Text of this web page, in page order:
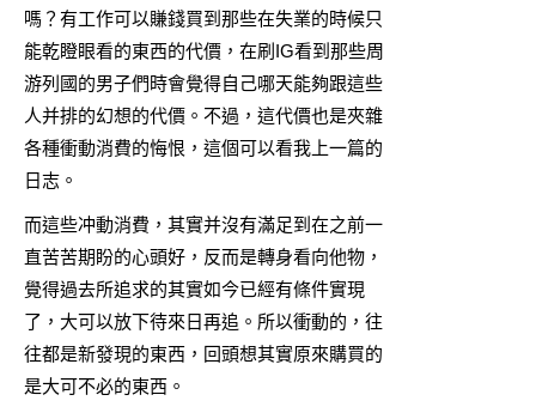
嗎？有工作可以賺錢買到那些在失業的時候只
能乾瞪眼看的東西的代價，在刷IG看到那些周
游列國的男子們時會覺得自己哪天能夠跟這些
人并排的幻想的代價。不過，這代價也是夾雜
各種衝動消費的悔恨，這個可以看我上一篇的
日志 。
而這些冲動消費，其實并沒有滿足到在之前一
直苦苦期盼的心頭好，反而是轉身看向他物，
覺得過去所追求的其實如今已經有條件實現
了，大可以放下待來日再追。所以衝動的，往
往都是新發現的東西，回頭想其實原來購買的
是大可不必的東西。